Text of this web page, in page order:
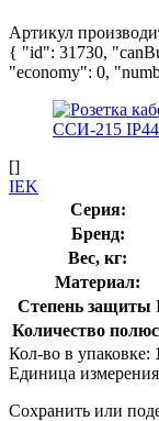
Артикул
{ "id": 31730,
"economy": 0,
[]
IEK
Серия:
Бренд:
Вес, кг:
Материал:
Степень защиты
Количество
Кол-во в упаковке:
Единица
Сохранить или